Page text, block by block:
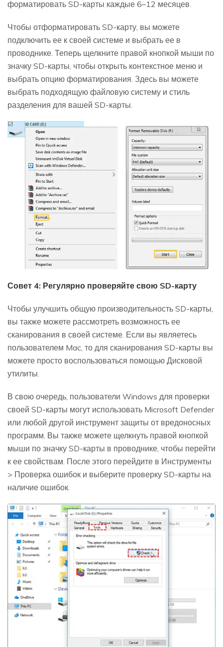
форматировать SD-карты каждые 6–12 месяцев.
Чтобы отформатировать SD-карту, вы можете
подключить ее к своей системе и выбрать ее в
проводнике. Теперь щелкните правой кнопкой мыши по
значку SD-карты, чтобы открыть контекстное меню и
выбрать опцию форматирования. Здесь вы можете
выбрать подходящую файловую систему и стиль
разделения для вашей SD-карты.
Совет 4: Регулярно проверяйте свою SD-карту
Чтобы улучшить общую производительность SD-карты,
вы также можете рассмотреть возможность ее
сканирования в своей системе. Если вы являетесь
пользователем Mac, то для сканирования SD-карты вы
можете просто воспользоваться помощью Дисковой
утилиты.
В свою очередь, пользователи Windows для проверки
своей SD-карты могут использовать Microsoft Defender
или любой другой инструмент защиты от вредоносных
программ. Вы также можете щелкнуть правой кнопкой
мыши по значку SD-карты в проводнике, чтобы перейти
к ее свойствам. После этого перейдите в Инструменты
> Проверка ошибок и выберите проверку SD-карты на
наличие ошибок.